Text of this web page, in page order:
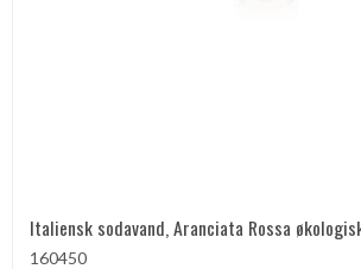
Italiensk sodavand, Aranciata Rossa
160450